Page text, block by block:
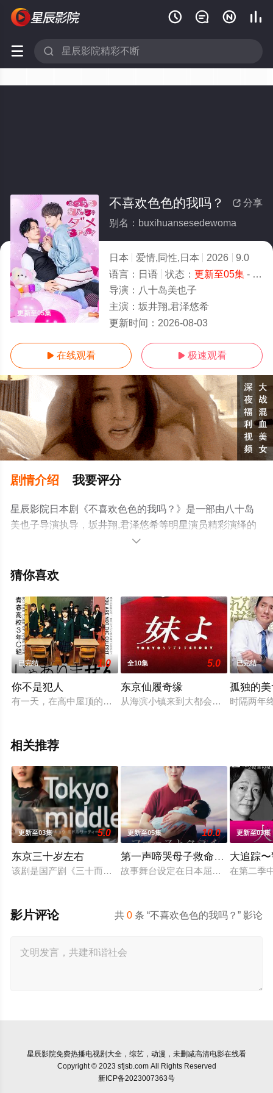
   
 
更新至05集
 分享
不喜欢色色的我吗？
别名：buxihuansesedewoma
日本 爱情,同性,日本 2026
9.0
语言： 日语 状态： 更新至05集- 免费在线观看
导演： 八十岛美也子
主演： 坂井翔,君泽悠希
更新时间： 2026-08-03
 在线观看  极速观看
剧情介绍 我要评分
星辰影院日本剧《不喜欢色色的我吗？》是一部由八十岛
美也子导演执导，坂井翔,君泽悠希等明星演员精彩演绎的
日本电视剧，手机免费观看高清无删减完整版电视剧全集
猫或剧情网等平台了解。

猜你喜欢
已完结 1.0
你不是犯人
有一天，在高中屋顶的游泳池里，发现了穿着婚纱的教师泉（
全10集 5.0
东京仙履奇缘
从海滨小镇来到大都会东京的松井雪
已完结
孤独的
时隔两年
相关推荐
更新至03集 5.0
东京三十岁左右
该剧是国产剧《三十而已》的日本翻拍版。故事讲述曾从外地
更新至05集 10.0
第一声啼哭母子救命急救班
故事舞台设定在日本屈指可数的顶级
更新至03集
大追踪
在第二季
共0 条 “不喜欢色色的我吗？” 影论
影片评论
星辰影院免费热播电视剧大全，综艺，动漫，未删减高清电影在线看
Copyright © 2023 sfjsb.com All Rights Reserved
新ICP备2023007363号